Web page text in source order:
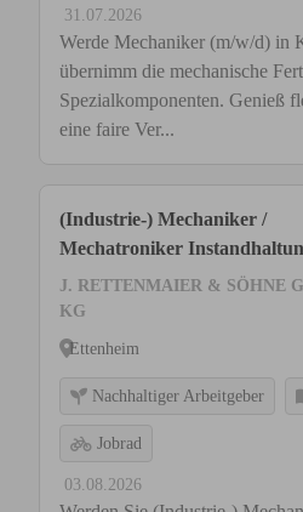
31.07.2026
Werde Mechaniker (m/w/d) in
übernimm die mechanische
Spezialkomponenten. Genieß
eine faire Ver...
(Industrie-) Mechaniker /
Mechatroniker
(m/w/d)
J. RETTENMAIER & SÖHNE
KG
Ettenheim
Nachhaltiger Arbeitgeber
Jobrad
03.08.2026